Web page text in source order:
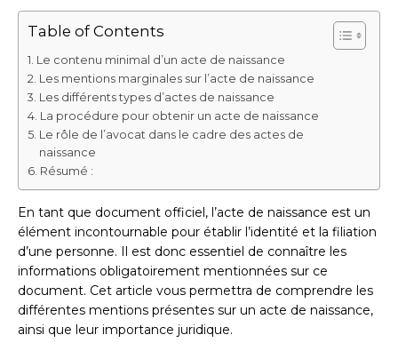
Table of Contents
Le contenu minimal d’un acte de naissance
Les mentions marginales sur l’acte de naissance
Les différents types d’actes de naissance
La procédure pour obtenir un acte de naissance
Le rôle de l’avocat dans le cadre des actes de
naissance
Résumé :
En tant que document officiel, l’acte de naissance est un
élément incontournable pour établir l’identité et la filiation
d’une personne. Il est donc essentiel de connaître les
informations obligatoirement mentionnées sur ce
document. Cet article vous permettra de comprendre les
différentes mentions présentes sur un acte de naissance,
ainsi que leur importance juridique.